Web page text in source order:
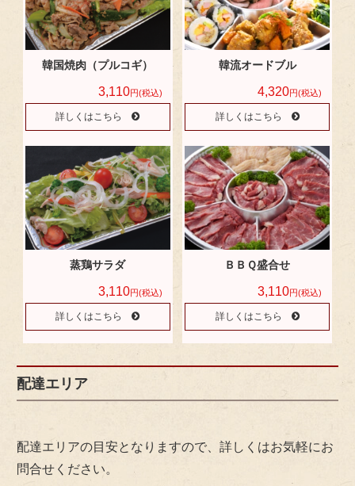
韓国焼肉（プルコギ）
3,110円(税込)
詳しくはこちら
韓流オードブル
4,320円(税込)
詳しくはこちら
蒸鶏サラダ
3,110円(税込)
詳しくはこちら
ＢＢＱ盛合せ
3,110円(税込)
詳しくはこちら
配達エリア
配達エリアの目安となりますので、詳しくはお気軽にお
問合せください。